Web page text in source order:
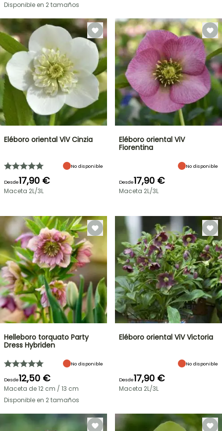
Disponible en 2 tamaños
Eléboro oriental ViV Cinzia
No disponible
Desde17,90 €
Maceta 2L/3L
Eléboro oriental ViV
Fiorentina
No disponible
Desde17,90 €
Maceta 2L/3L
Helleboro torquato Party
Dress Hybriden
No disponible
Desde12,50 €
Maceta de 12 cm / 13 cm
Disponible en 2 tamaños
Eléboro oriental ViV Victoria
No disponible
Desde17,90 €
Maceta 2L/3L